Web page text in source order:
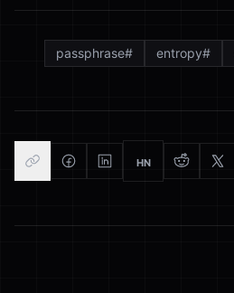
#
entropy
#
passphrase
HN